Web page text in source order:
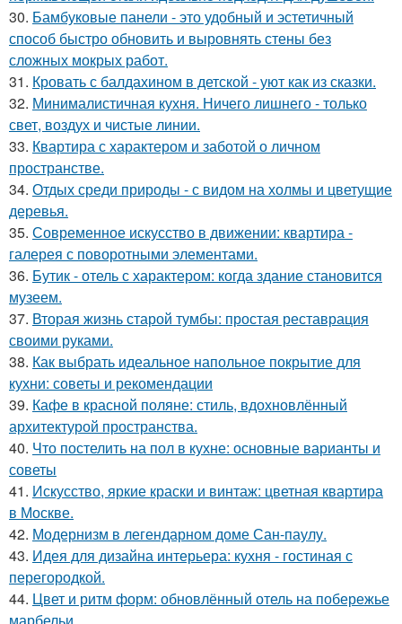
30. Бамбуковые панели - это удобный и эстетичный
способ быстро обновить и выровнять стены без
сложных мокрых работ.
31. Кровать с балдахином в детской - уют как из сказки.
32. Минималистичная кухня. Ничего лишнего - только
свет, воздух и чистые линии.
33. Квартира с характером и заботой о личном
пространстве.
34. Отдых среди природы - с видом на холмы и цветущие
деревья.
35. Современное искусство в движении: квартира -
галерея с поворотными элементами.
36. Бутик - отель с характером: когда здание становится
музеем.
37. Вторая жизнь старой тумбы: простая реставрация
своими руками.
38. Как выбрать идеальное напольное покрытие для
кухни: советы и рекомендации
39. Кафе в красной поляне: стиль, вдохновлённый
архитектурой пространства.
40. Что постелить на пол в кухне: основные варианты и
советы
41. Искусство, яркие краски и винтаж: цветная квартира
в Москве.
42. Модернизм в легендарном доме Сан-паулу.
43. Идея для дизайна интерьера: кухня - гостиная с
перегородкой.
44. Цвет и ритм форм: обновлённый отель на побережье